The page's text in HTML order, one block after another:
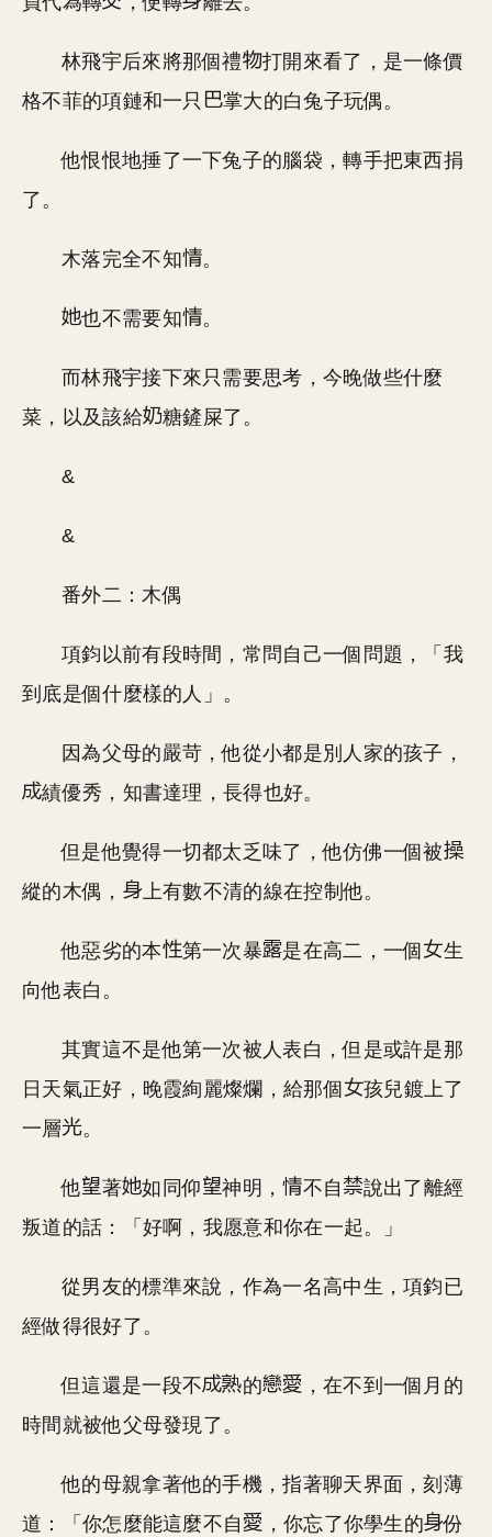
林飛宇后來將那個禮
打開來看了，是一條價
格不菲的項鏈和一只
掌大的白兔子玩偶。
他恨恨地捶了一下兔子的腦袋，轉手把東西捐
了。
木落完全不知 。
也不需要知 。
而林飛宇接下來只需要思考，今晚做些什麼
菜，以及該給
糖鏟屎了。
&
&
番外二：木偶
項鈞以前有段時間，常問自己一個問題，「我
到底是個什麼樣的人」。
因為父母的嚴苛，他從小都是別人家的孩子，
績優秀，知書達理，長得也好。
但是他覺得一切都太乏味了，他仿佛一個被
縱的木偶，
上有數不清的線在控制他。
他惡劣的本 第一次暴 是在高二，一個
生
向他表白。
其實這不是他第一次被人表白，但是或許是那
日天氣正好，晚霞絢麗燦爛，給那個
孩兒鍍上了
一層
。
他 著 如同仰 神明， 不自
說出了離經
叛道的話：「好啊，我愿意和你在一起。」
從男友的標準來說，作為一名高中生，項鈞已
經做得很好了。
但這還是一段不 的
，在不到一個月的
時間就被他父母發現了。
他的母親拿著他的手機，指著聊天界面，刻薄
道：「你怎麼能這麼不自
，你忘了你學生的
份